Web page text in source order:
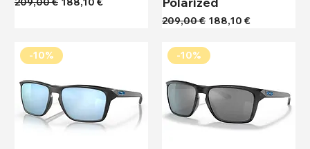
Κανονική τιμή
209,00 € Τιμή Έκπτωσης
188,10 €
-10% -10%